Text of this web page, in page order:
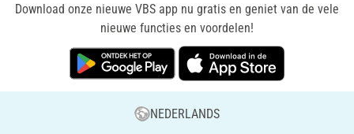
Download onze nieuwe VBS app nu gratis en geniet van de vele
nieuwe functies en voordelen!
NEDERLANDS